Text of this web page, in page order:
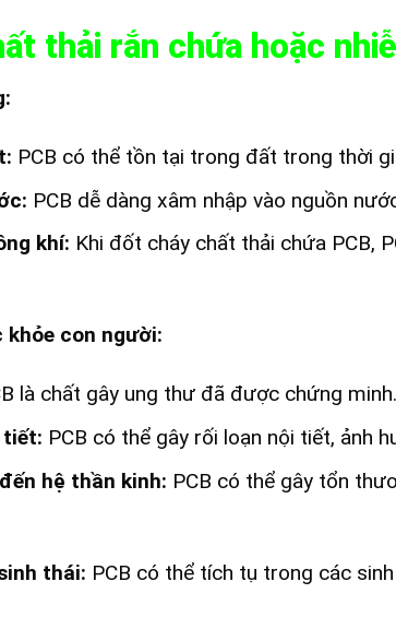
thải rắn chứa hoặc
PCB có thể tồn tại trong đất trong thời
PCB dễ dàng xâm nhập vào nguồn
khí: Khi đốt cháy chất thải chứa PCB,
con người:
là chất gây ung thư đã được chứng minh.
tiết: PCB có thể gây rối loạn nội tiết, ảnh
hệ thần kinh: PCB có thể gây tổn
thái: PCB có thể tích tụ trong các